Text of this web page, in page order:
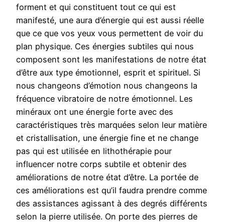
forment et qui constituent tout ce qui est
manifesté, une aura d’énergie qui est aussi réelle
que ce que vos yeux vous permettent de voir du
plan physique. Ces énergies subtiles qui nous
composent sont les manifestations de notre état
d’être aux type émotionnel, esprit et spirituel. Si
nous changeons d’émotion nous changeons la
fréquence vibratoire de notre émotionnel. Les
minéraux ont une énergie forte avec des
caractéristiques très marquées selon leur matière
et cristallisation, une énergie fine et ne change
pas qui est utilisée en lithothérapie pour
influencer notre corps subtile et obtenir des
améliorations de notre état d’être. La portée de
ces améliorations est qu’il faudra prendre comme
des assistances agissant à des degrés différents
selon la pierre utilisée. On porte des pierres de